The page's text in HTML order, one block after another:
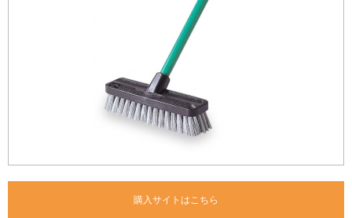
購入サイトはこちら